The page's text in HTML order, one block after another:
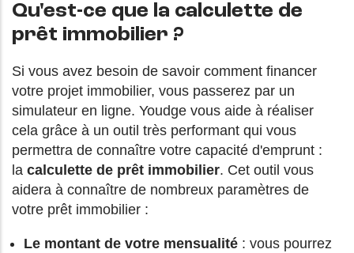
Qu'est-ce que la calculette de
prêt immobilier ?
Si vous avez besoin de savoir comment financer
votre projet immobilier, vous passerez par un
simulateur en ligne. Youdge vous aide à réaliser
cela grâce à un outil très performant qui vous
permettra de connaître votre capacité d'emprunt :
la calculette de prêt immobilier. Cet outil vous
aidera à connaître de nombreux paramètres de
votre prêt immobilier :
Le montant de votre mensualité : vous pourrez